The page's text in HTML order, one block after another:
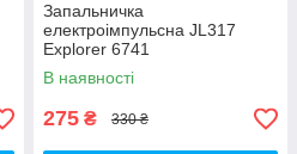
Запальничка
електроімпульсна JL317
Explorer 6741
В наявності
275 ₴ 330 ₴